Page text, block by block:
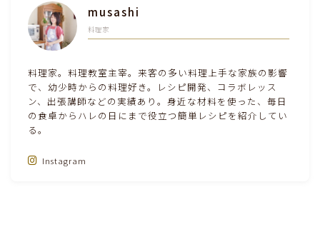
離乳食・キッズメニュー
その他徒然
musashi
料理家
料理家。料理教室主宰。来客の多い料理上手な家族の影響
で、幼少時からの料理好き。レシピ開発、コラボレッス
ン、出張講師などの実績あり。身近な材料を使った、毎日
の食卓からハレの日にまで役立つ簡単レシピを紹介してい
る。
Instagram